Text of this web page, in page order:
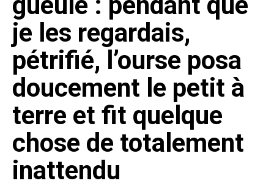
je les regardais,
pétrifié, l’ourse posa
doucement le petit à
terre et fit quelque
chose de totalement
inattendu